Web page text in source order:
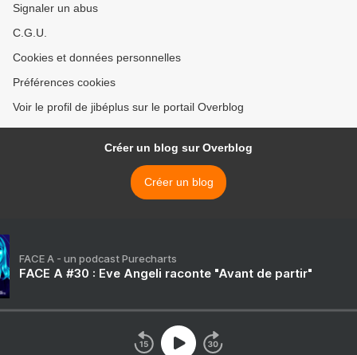
Signaler un abus
C.G.U.
Cookies et données personnelles
Préférences cookies
Voir le profil de jibéplus sur le portail Overblog
Créer un blog sur Overblog
Créer un blog
FACE A - un podcast Purecharts
FACE A #30 : Eve Angeli raconte "Avant de partir"